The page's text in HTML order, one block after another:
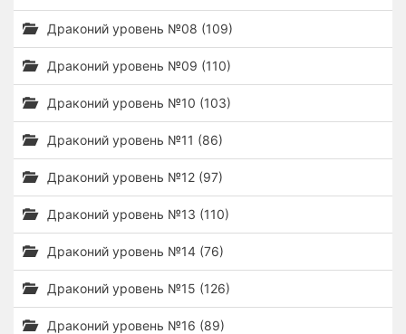
Драконий уровень №08 (109)
Драконий уровень №09 (110)
Драконий уровень №10 (103)
Драконий уровень №11 (86)
Драконий уровень №12 (97)
Драконий уровень №13 (110)
Драконий уровень №14 (76)
Драконий уровень №15 (126)
Драконий уровень №16 (89)